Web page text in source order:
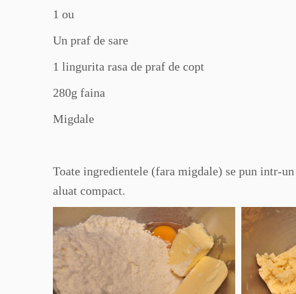
1 ou
Un praf de sare
1 lingurita rasa de praf de copt
280g faina
Migdale
Toate ingredientele (fara migdale) se pun intr-
aluat compact.